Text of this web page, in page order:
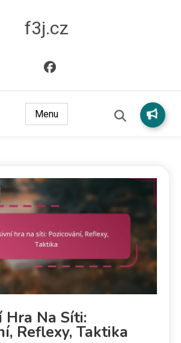
f3j.cz
Menu
Na Síti:
Reflexy, Taktika